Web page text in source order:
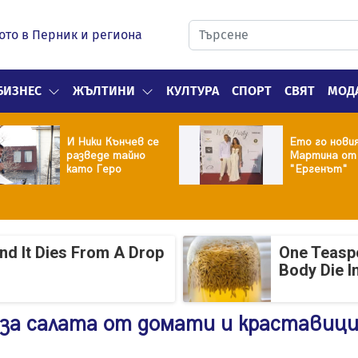
в Перник и региона
ЖЪЛТИНИ КУЛТУРА СПОРТ СВЯТ
И Ники Кънчев се
разведе тайно
като Геро
Ето го
Мартина от
"Ергенът"
It Dies From A Drop
One
Body Die
салата от домати и